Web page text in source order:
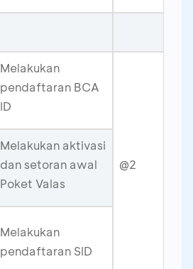
Melakukan
pendaftaran BCA
ID
@2
Melakukan aktivasi
dan setoran awal
Poket Valas
Melakukan
pendaftaran SID